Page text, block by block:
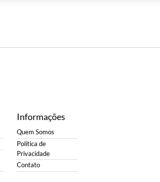
Informações
Quem Somos
Política de
Privacidade
Contato